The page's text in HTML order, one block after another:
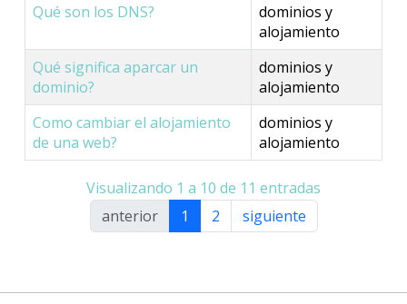
Qué son los DNS?
dominios y
alojamiento
Qué significa aparcar un
dominio?
dominios y
alojamiento
Como cambiar el alojamiento
de una web?
dominios y
alojamiento
Visualizando 1 a 10 de 11 entradas
anterior
1 2 siguiente